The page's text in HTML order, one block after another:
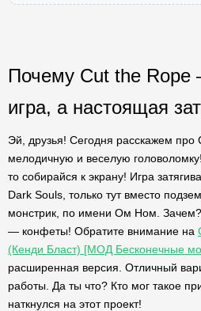
Почему Cut the Rope
игра, а настоящая
Эй, друзья! Сегодня расскажем про
мелодичную и веселую
то собирайся к экрану! Игра
Dark Souls, только тут вместо
монстрик, по имени Ом Ном. Зачем?
— конфеты! Обратите внимание на
(Кенди Бласт) [МОД Бесконечные
расширенная версия. Отличный
работы. Да ты что? Кто мог такое
наткнулся на этот проект!